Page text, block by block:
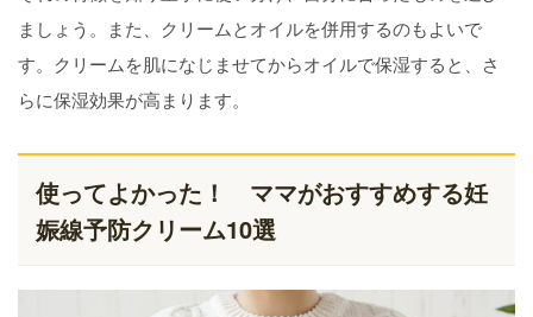
ましょう。また、クリームとオイルを併用するのもよいで
す。クリームを肌になじませてからオイルで保湿すると、さ
らに保湿効果が高まります。
使ってよかった！ ママがおすすめする妊
娠線予防クリーム10選